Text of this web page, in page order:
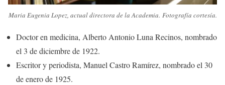
Maria Eugenia Lopez, actual directora de la Academia. Fotografía cortesía.
Doctor en medicina, Alberto Antonio Luna Recinos, nombrado
el 3 de diciembre de 1922.
Escritor y periodista, Manuel Castro Ramírez, nombrado el 30
de enero de 1925.